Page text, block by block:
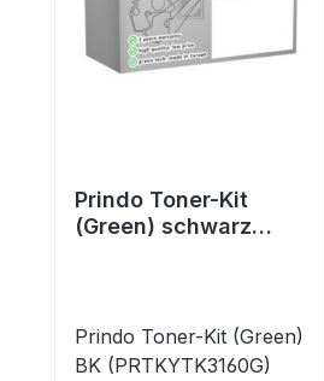
Prindo Toner-Kit
(Green) schwarz
Prindo Toner-Kit (Green)
BK (PRTKYTK3160G)